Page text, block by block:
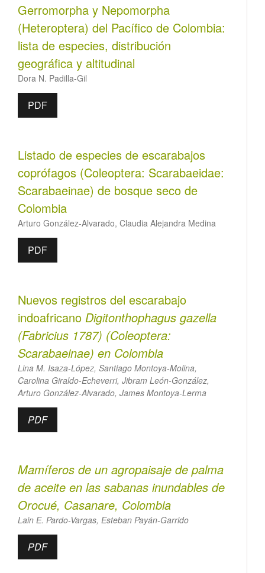
Gerromorpha y Nepomorpha
(Heteroptera) del Pacífico de Colombia:
lista de especies, distribución
geográfica y altitudinal
Dora N. Padilla-Gil
PDF
Listado de especies de escarabajos
coprófagos (Coleoptera: Scarabaeidae:
Scarabaeinae) de bosque seco de
Colombia
Arturo González-Alvarado, Claudia Alejandra Medina
PDF
Nuevos registros del escarabajo
indoafricano Digitonthophagus gazella
(Fabricius 1787) (Coleoptera:
Scarabaeinae) en Colombia
Lina M. Isaza-López, Santiago Montoya-Molina,
Carolina Giraldo-Echeverri, Jibram León-González,
Arturo González-Alvarado, James Montoya-Lerma
PDF
Mamíferos de un agropaisaje de palma
de aceite en las sabanas inundables de
Orocué, Casanare, Colombia
Lain E. Pardo-Vargas, Esteban Payán-Garrido
PDF